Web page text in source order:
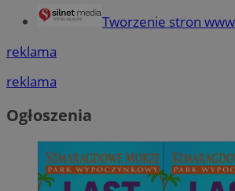
Tworzenie stron
reklama
reklama
Ogłoszenia